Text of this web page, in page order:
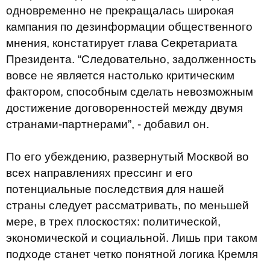
одновременно не прекращалась широкая
кампания по дезинформации общественного
мнения, констатирует глава Секретариата
Президента. “Следовательно, задолженность
вовсе не является настолько критическим
фактором, способным сделать невозможным
достижение договоренностей между двумя
странами-партнерами”, - добавил он.
По его убеждению, развернутый Москвой во
всех направлениях прессинг и его
потенциальные последствия для нашей
страны следует рассматривать, по меньшей
мере, в трех плоскостях: политической,
экономической и социальной. Лишь при таком
подходе станет четко понятной логика Кремля